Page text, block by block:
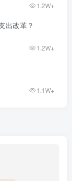
1.2W+
出改革？
1.2W+
1.1W+